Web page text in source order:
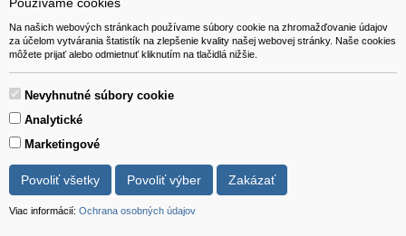
Na našich webových stránkach používame súbory cookie na zhromažďovanie údajov
za účelom vytvárania štatistík na zlepšenie kvality našej webovej stránky. Naše cookies
môžete prijať alebo odmietnuť kliknutím na tlačidlá nižšie.
Nevyhnutné súbory cookie
Analytické
Marketingové
Povoliť všetky Povoliť výber Zakázať
Viac informácií: Ochrana osobných údajov
ADRESA
VEST - tech s.r.o.
Hviezdoslavova 280/6, 965 01 Žiar nad Hronom
Slovakia (Slovak Republic)
Všetky ceny sú uvádzané vrátane DPH.